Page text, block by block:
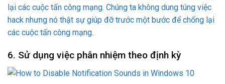
trình đang được thực hiện trên máy tính. Việc xây dựng các
tác vụ theo định kỳ sẽ cho phép bạn chạy bất kỳ tác vụ nào
bạn muốn dẫu cho đó là việc tái sắp xếp dữ iệu, tải ảnh lên
7. Sử dụng bàn phím nhiều hơn